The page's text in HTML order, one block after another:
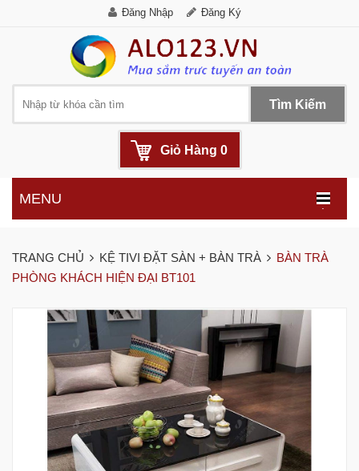
Đăng Nhập Đăng Ký
Tìm Kiếm
Giỏ Hàng 0
.
MENU
TRANG CHỦ KỆ TIVI ĐẶT SÀN + BÀN TRÀ
BÀN TRÀ
PHÒNG KHÁCH HIỆN ĐẠI BT101